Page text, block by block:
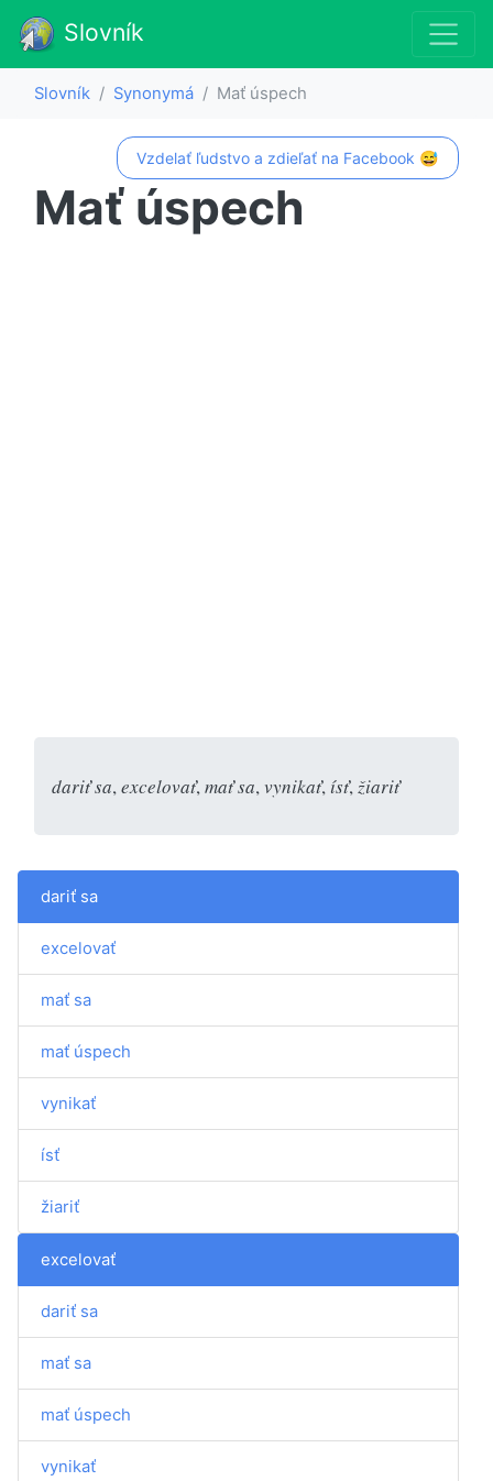
Slovník
Slovník Synonymá Mať úspech
Vzdelať ľudstvo a zdieľať na Facebook 😅
Mať úspech
dariť sa, excelovať, mať sa, vynikať, ísť, žiariť
dariť sa
excelovať
mať sa
mať úspech
vynikať
ísť
žiariť
excelovať
dariť sa
mať sa
mať úspech
vynikať